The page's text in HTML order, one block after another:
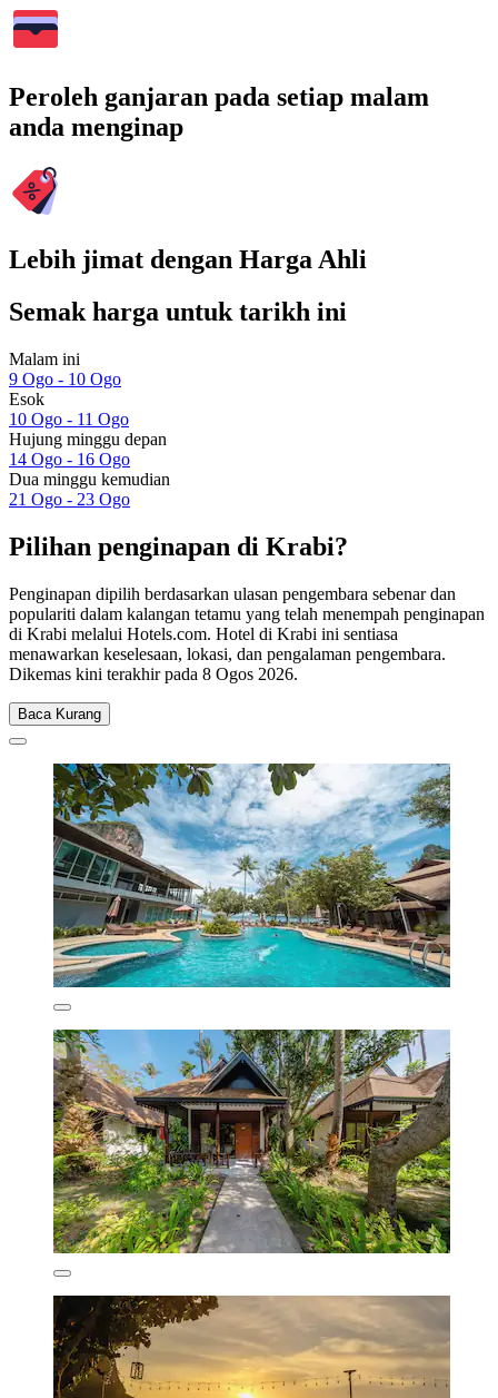
Peroleh ganjaran pada setiap malam
anda menginap
Lebih jimat dengan Harga Ahli
Semak harga untuk tarikh ini
Malam ini
9 Ogo - 10 Ogo
Esok
10 Ogo - 11 Ogo
Hujung minggu depan
14 Ogo - 16 Ogo
Dua minggu kemudian
21 Ogo - 23 Ogo
Pilihan penginapan di Krabi?
Penginapan dipilih berdasarkan ulasan pengembara sebenar dan
populariti dalam kalangan tetamu yang telah menempah penginapan
di Krabi melalui Hotels.com. Hotel di Krabi ini sentiasa
menawarkan keselesaan, lokasi, dan pengalaman pengembara.
Dikemas kini terakhir pada 8 Ogos 2026.
Baca Kurang